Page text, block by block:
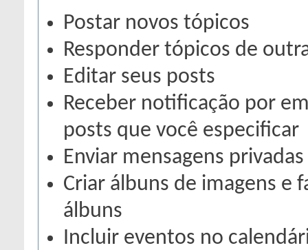
Postar novos tópicos
Responder tópicos de
Editar seus posts
Receber notificação por
posts que você especificar
Enviar mensagens
Criar álbuns de imagens e
álbuns
Incluir eventos no